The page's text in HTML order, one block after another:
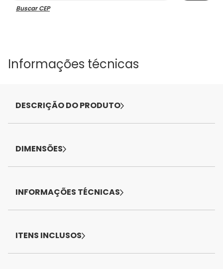
Buscar CEP
Informações técnicas
DESCRIÇÃO DO PRODUTO
DIMENSÕES
INFORMAÇÕES TÉCNICAS
ITENS INCLUSOS